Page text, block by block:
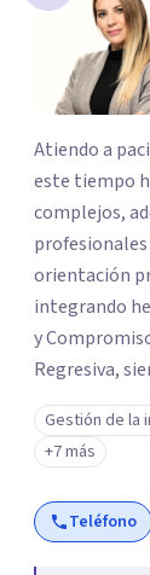
Atiendo a
este tiempo
complejos,
orientación
integrando
y
Regresiva,
respetuoso y
acompaño
del alma
sentido, el
objetivo es
Gestión de la
+7 más
Teléfono